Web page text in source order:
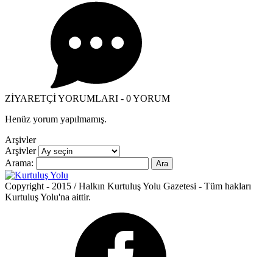
ZİYARETÇİ YORUMLARI - 0 YORUM
Henüz yorum yapılmamış.
Arşivler
Arşivler
Arama:
Copyright - 2015 / Halkın Kurtuluş Yolu Gazetesi - Tüm hakları
Kurtuluş Yolu'na aittir.